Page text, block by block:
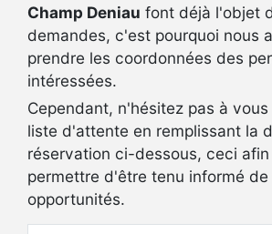
Champ Deniau font déjà l'objet
demandes, c'est pourquoi nous
prendre les coordonnées des
intéressées.
Cependant, n'hésitez pas à
liste d'attente en remplissant la
réservation ci-dessous, ceci
permettre d'être tenu informé
opportunités.